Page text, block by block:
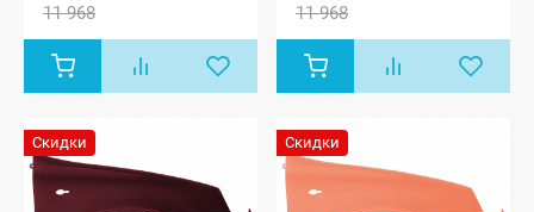
11 968 11 968
Скидки Скидки